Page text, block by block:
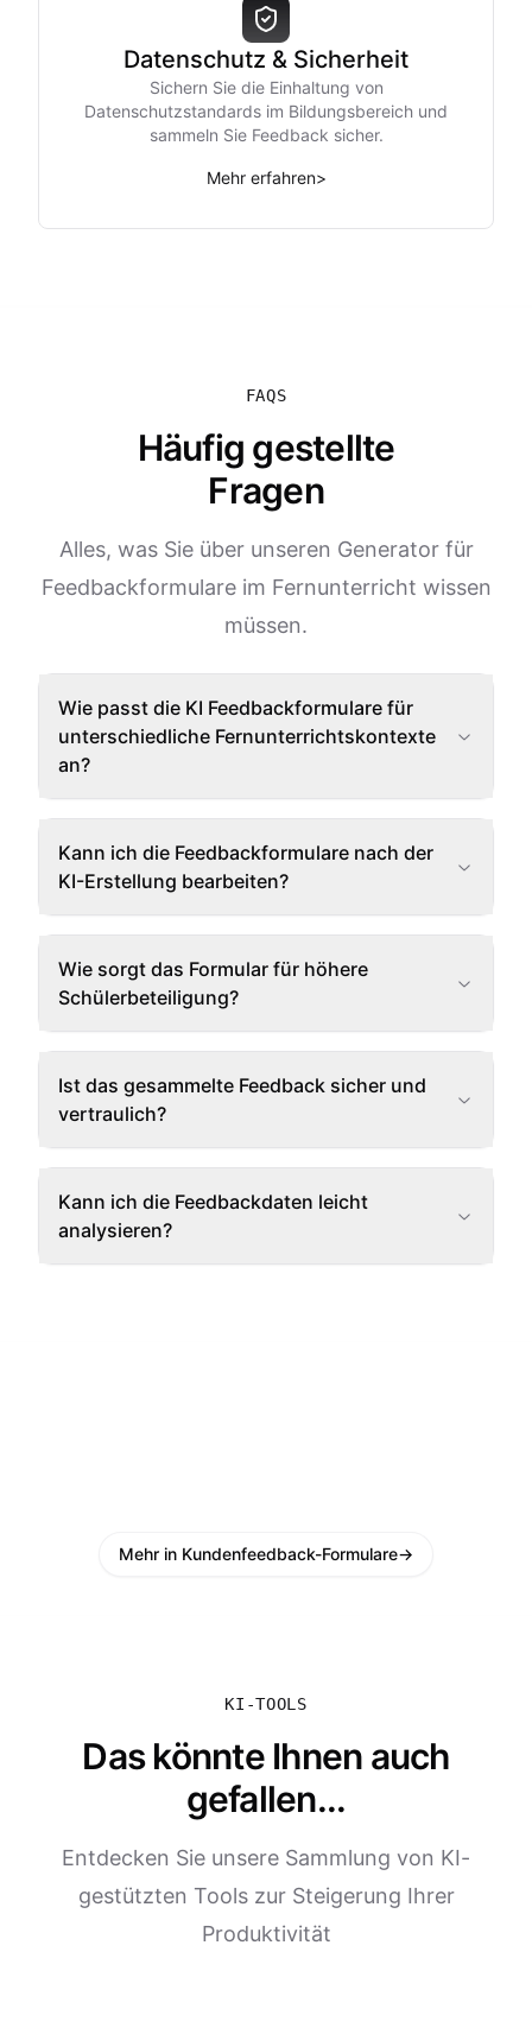
Datenschutz & Sicherheit
Sichern Sie die Einhaltung von
Datenschutzstandards im Bildungsbereich und
sammeln Sie Feedback sicher.
Mehr erfahren>
FAQS
Häufig gestellte
Fragen
Alles, was Sie über unseren Generator für
Feedbackformulare im Fernunterricht wissen
müssen.
Wie passt die KI Feedbackformulare für
unterschiedliche Fernunterrichtskontexte
an?
Kann ich die Feedbackformulare nach der
KI-Erstellung bearbeiten?
Wie sorgt das Formular für höhere
Schülerbeteiligung?
Ist das gesammelte Feedback sicher und
vertraulich?
Kann ich die Feedbackdaten leicht
analysieren?
Mehr in Kundenfeedback-Formulare→
KI-TOOLS
Das könnte Ihnen auch
gefallen...
Entdecken Sie unsere Sammlung von KI-
gestützten Tools zur Steigerung Ihrer
Produktivität